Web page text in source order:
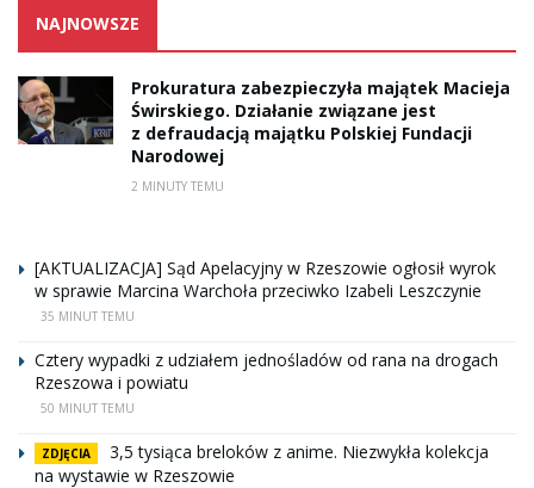
NAJNOWSZE
Prokuratura zabezpieczyła majątek Macieja
Świrskiego. Działanie związane jest
z defraudacją majątku Polskiej Fundacji
Narodowej
2 MINUTY TEMU
[AKTUALIZACJA] Sąd Apelacyjny w Rzeszowie ogłosił wyrok
w sprawie Marcina Warchoła przeciwko Izabeli Leszczynie
35 MINUT TEMU
Cztery wypadki z udziałem jednośladów od rana na drogach
Rzeszowa i powiatu
50 MINUT TEMU
ZDJĘCIA
3,5 tysiąca breloków z anime. Niezwykła kolekcja
na wystawie w Rzeszowie